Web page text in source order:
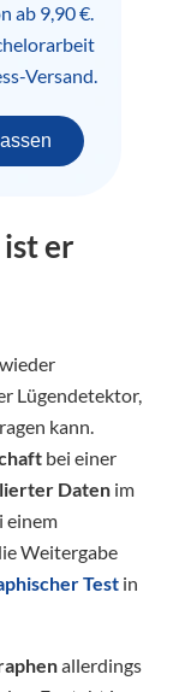
ab 9,90 €.
Versand.
er
Lügendetektor,
kann.
bei einer
Daten im
einem
Weitergabe
Test in
allerdings